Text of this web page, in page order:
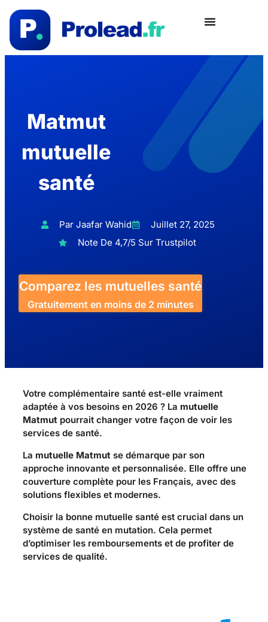
Matmut
mutuelle
santé
Par Jaafar Wahid
Juillet 27, 2025
Note De 4,7/5 Sur Trustpilot
Comparez les mutuelles santé
Gratuitement en moins de 2 minutes
Votre complémentaire santé est-elle vraiment
adaptée à vos besoins en 2026 ? La mutuelle
Matmut pourrait changer votre façon de voir les
services de santé.
La mutuelle Matmut se démarque par son
approche innovante et personnalisée. Elle offre une
couverture complète pour les Français, avec des
solutions flexibles et modernes.
Choisir la bonne mutuelle santé est crucial dans un
système de santé en mutation. Cela permet
d’optimiser les remboursements et de profiter de
services de qualité.